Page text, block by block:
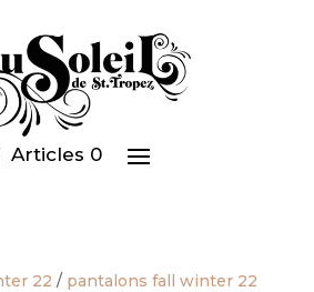
Articles 0
22 / pantalons fall winter 22